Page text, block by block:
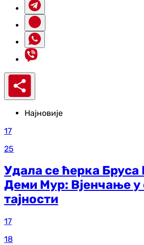
Најновије
17
25
Удала се ћерка Бруса
Деми Мур: Вјенчање у
тајности
17
18